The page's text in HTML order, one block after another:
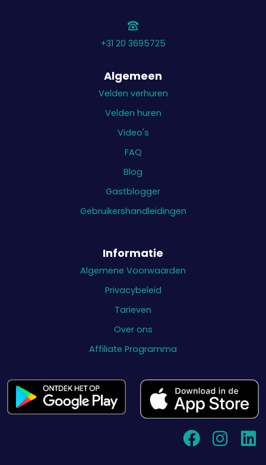
+31 20 3695725
Algemeen
Velden verhuren
Velden huren
Video's
FAQ
Blog
Gastblogger
Gebruikershandleidingen
Informatie
Algemene Voorwaarden
Privacybeleid
Tarieven
Over ons
Affiliate Programma